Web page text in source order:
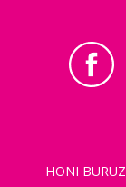
HONI BURUZ